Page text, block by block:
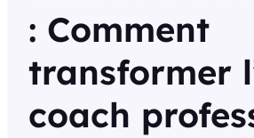
: Comment
transformer
coach